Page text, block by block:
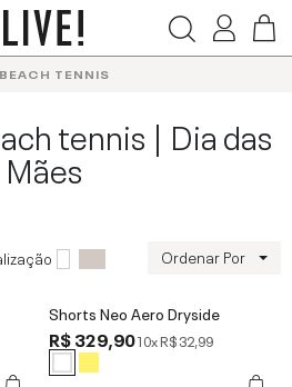
BEACH TENNIS
tennis | Dia das
Mães
Ordenar Por
Shorts Neo Aero Dryside
R$ 329,9010xR$ 32,99